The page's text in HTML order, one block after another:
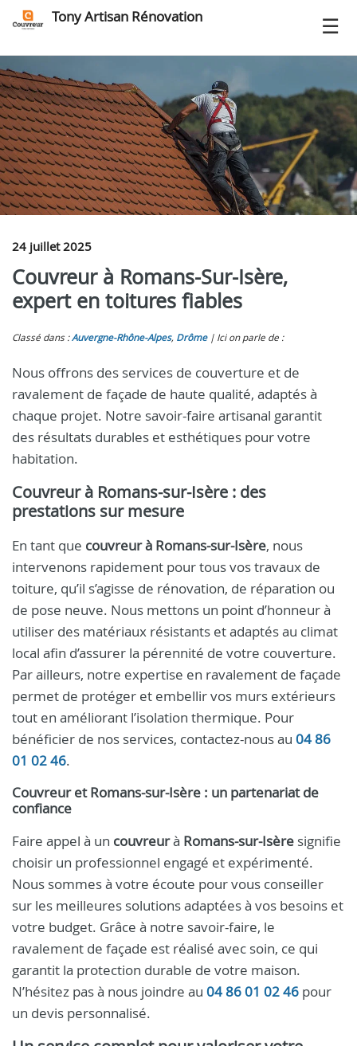
Tony Artisan Rénovation
24 juillet 2025
Couvreur à Romans-Sur-Isère,
expert en toitures fiables
Classé dans :Auvergne-Rhône-Alpes, Drôme Ici on parle de :
Nous offrons des services de couverture et de
ravalement de façade de haute qualité, adaptés à
chaque projet. Notre savoir-faire artisanal garantit
des résultats durables et esthétiques pour votre
habitation.
Couvreur à Romans-sur-Isère : des
prestations sur mesure
En tant que couvreur à Romans-sur-Isère, nous
intervenons rapidement pour tous vos travaux de
toiture, qu’il s’agisse de rénovation, de réparation ou
de pose neuve. Nous mettons un point d’honneur à
utiliser des matériaux résistants et adaptés au climat
local afin d’assurer la pérennité de votre couverture.
Par ailleurs, notre expertise en ravalement de façade
permet de protéger et embellir vos murs extérieurs
tout en améliorant l’isolation thermique. Pour
bénéficier de nos services, contactez-nous au 04 86
01 02 46.
Couvreur et Romans-sur-Isère : un partenariat de
confiance
Faire appel à un couvreurà Romans-sur-Isère signifie
choisir un professionnel engagé et expérimenté.
Nous sommes à votre écoute pour vous conseiller
sur les meilleures solutions adaptées à vos besoins et
votre budget. Grâce à notre savoir-faire, le
ravalement de façade est réalisé avec soin, ce qui
garantit la protection durable de votre maison.
N’hésitez pas à nous joindre au 04 86 01 02 46 pour
un devis personnalisé.